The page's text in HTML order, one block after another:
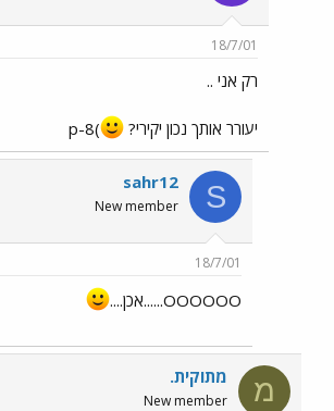
18/7/01
רק אני ..
יעורר אותך נכון יקירי? )8-p
S
sahr12
New member
18/7/01
OOOOOO......אכן....
מ מתוקית.
New member